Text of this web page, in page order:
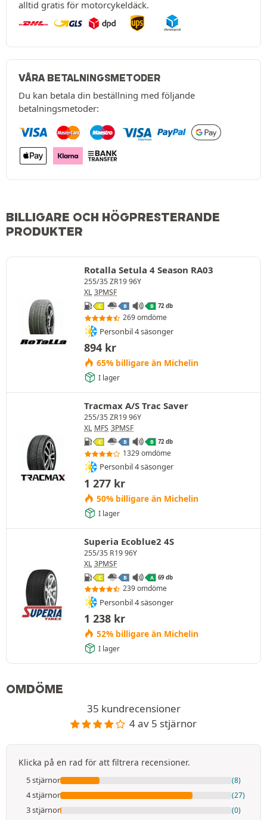
alltid gratis för motorcykeldäck.
VÅRA BETALNINGSMETODER
Du kan betala din beställning med följande
betalningsmetoder:
BILLIGARE OCH HÖGPRESTERANDE
PRODUKTER
Rotalla Setula 4 Season RA03
255/35 ZR19 96Y
XL 3PMSF
C B B 72 db
269 omdöme
Personbil 4 säsonger
894 kr
65% billigare än Michelin
I lager
Tracmax A/S Trac Saver
255/35 ZR19 96Y
XL MFS 3PMSF
C B B 72 db
1329 omdöme
Personbil 4 säsonger
1 277 kr
50% billigare än Michelin
I lager
Superia Ecoblue2 4S
255/35 R19 96Y
XL 3PMSF
C B A 69 db
239 omdöme
Personbil 4 säsonger
1 238 kr
52% billigare än Michelin
I lager
OMDÖME
35 kundrecensioner
4 av 5 stjärnor
Klicka på en rad för att filtrera recensioner.
5 stjärnor (8)
4 stjärnor (27)
3 stjärnor (0)